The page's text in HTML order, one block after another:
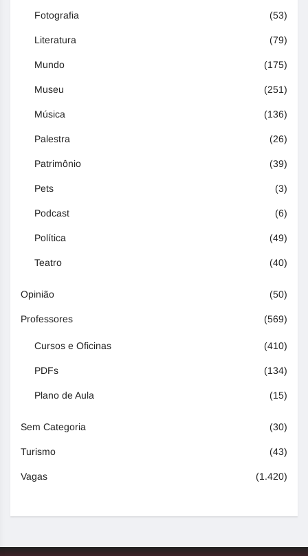
Fotografia (53)
Literatura (79)
Mundo (175)
Museu (251)
Música (136)
Palestra (26)
Patrimônio (39)
Pets (3)
Podcast (6)
Política (49)
Teatro (40)
Opinião (50)
Professores (569)
Cursos e Oficinas (410)
PDFs (134)
Plano de Aula (15)
Sem Categoria (30)
Turismo (43)
Vagas (1.420)